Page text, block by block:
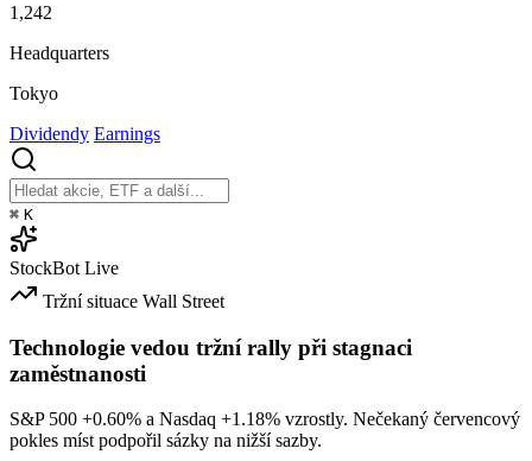
1,242
Headquarters
Tokyo
Dividendy Earnings
⌘ K
StockBot Live
Tržní situace Wall Street
Technologie vedou tržní rally při stagnaci
zaměstnanosti
S&P 500 +0.60% a Nasdaq +1.18% vzrostly. Nečekaný červencový
pokles míst podpořil sázky na nižší sazby.